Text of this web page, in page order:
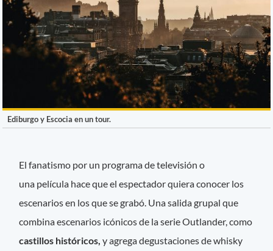
Ediburgo y Escocia en un tour.
El fanatismo por un programa de televisión o
una película hace que el espectador quiera conocer los
escenarios en los que se grabó. Una salida grupal que
combina escenarios icónicos de la serie Outlander, como
castillos históricos, y agrega degustaciones de whisky